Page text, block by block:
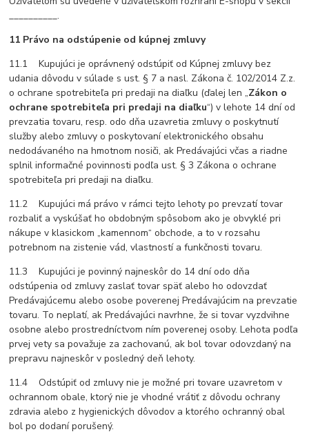
__________.
11 Právo na odstúpenie od kúpnej zmluvy
11.1 Kupujúci je oprávnený odstúpiť od Kúpnej zmluvy bez
udania dôvodu v súlade s ust. § 7 a nasl. Zákona č. 102/2014 Z.z.
o ochrane spotrebiteľa pri predaji na diaľku (ďalej len „Zákon o
ochrane spotrebiteľa pri predaji na diaľku“) v lehote 14 dní od
prevzatia tovaru, resp. odo dňa uzavretia zmluvy o poskytnutí
služby alebo zmluvy o poskytovaní elektronického obsahu
nedodávaného na hmotnom nosiči, ak Predávajúci včas a riadne
splnil informačné povinnosti podľa ust. § 3 Zákona o ochrane
spotrebiteľa pri predaji na diaľku.
11.2 Kupujúci má právo v rámci tejto lehoty po prevzatí tovar
rozbaliť a vyskúšať ho obdobným spôsobom ako je obvyklé pri
nákupe v klasickom „kamennom“ obchode, a to v rozsahu
potrebnom na zistenie vád, vlastností a funkčnosti tovaru.
11.3 Kupujúci je povinný najneskôr do 14 dní odo dňa
odstúpenia od zmluvy zaslať tovar späť alebo ho odovzdať
Predávajúcemu alebo osobe poverenej Predávajúcim na prevzatie
tovaru. To neplatí, ak Predávajúci navrhne, že si tovar vyzdvihne
osobne alebo prostredníctvom ním poverenej osoby. Lehota podľa
prvej vety sa považuje za zachovanú, ak bol tovar odovzdaný na
prepravu najneskôr v posledný deň lehoty.
11.4 Odstúpiť od zmluvy nie je možné pri tovare uzavretom v
ochrannom obale, ktorý nie je vhodné vrátiť z dôvodu ochrany
zdravia alebo z hygienických dôvodov a ktorého ochranný obal
bol po dodaní porušený.